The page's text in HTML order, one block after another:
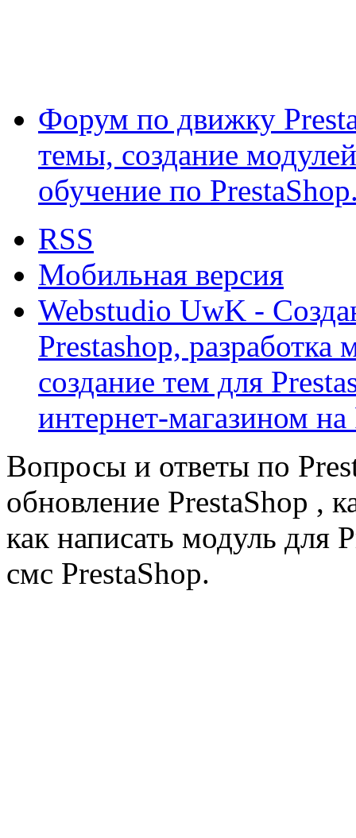
Форум по движку
темы, создание
обучение по
RSS
Мобильная версия
Webstudio UwK -
Prestashop, разработка
создание тем для
интернет-магазином на
Вопросы и ответы по
обновление PrestaShop ,
как написать модуль для
смс PrestaShop.